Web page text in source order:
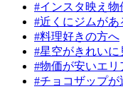
#インスタ映え物
#近くにジムがあ
#料理好きの方へ
#星空がきれいに
#物価が安いエリ
#チョコザップが